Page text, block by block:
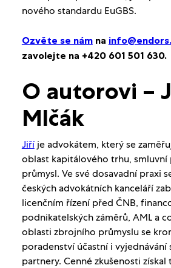
nového standardu EuGBS.
Ozvěte se námna
zavolejte na +420 601 501 630.
O autorovi –
Mlčák
Jiříje advokátem, který se
oblast kapitálového trhu, smluvní
průmysl. Ve své dosavadní praxi
českých advokátních kanceláří
licenčním řízení před ČNB,
podnikatelských záměrů, AML a
oblasti zbrojního průmyslu se
poradenství účastní i vyjednávání
partnery. Cenné zkušenosti získal